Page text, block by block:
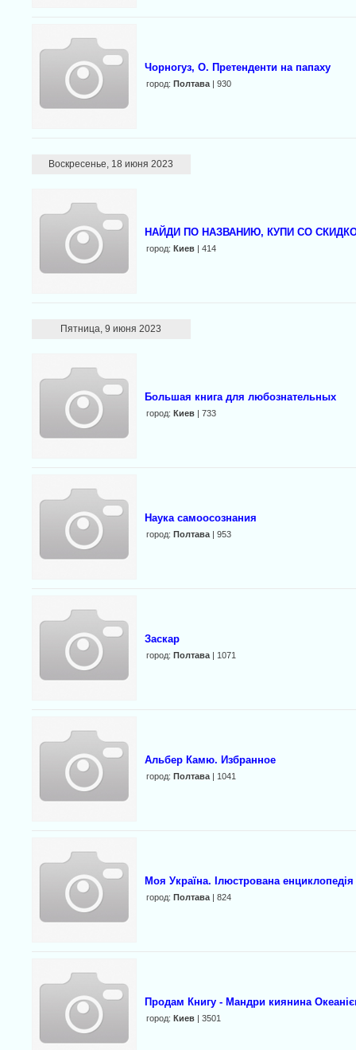
Чорногуз, О. Претенденти на папаху
город: Полтава | 930
Воскресенье, 18 июня 2023
НАЙДИ ПО НАЗВАНИЮ, КУПИ СО
город: Киев | 414
Пятница, 9 июня 2023
Большая книга для любознательных
город: Киев | 733
Наука самоосознания
город: Полтава | 953
Заскар
город: Полтава | 1071
Альбер Камю. Избранное
город: Полтава | 1041
Моя Україна. Ілюстрована енциклопедія
город: Полтава | 824
Продам Книгу - Мандри киянина
город: Киев | 3501